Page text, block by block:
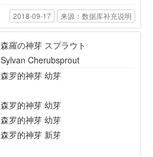
2018-09-17 来源：数据库补充说明
森羅の神芽 スプラウト
Sylvan Cherubsprout
森罗的神芽 幼芽
森罗的神芽 幼芽
森罗的神芽 幼芽
森罗的神芽 新芽